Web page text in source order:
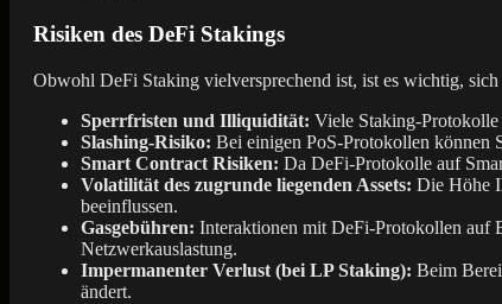
Risiken des DeFi Stakings
Obwohl DeFi Staking vielversprechend ist, ist es wichtig,
Sperrfristen und Illiquidität: Viele Staking-Protokolle
Slashing-Risiko: Bei einigen PoS-Protokollen können
Smart Contract Risiken: Da DeFi-Protokolle auf
Volatilität des zugrunde liegenden Assets: Die Höhe
beeinflussen.
Gasgebühren: Interaktionen mit DeFi-Protokollen auf
Netzwerkauslastung.
Impermanenter Verlust (bei LP Staking): Beim
ändert.